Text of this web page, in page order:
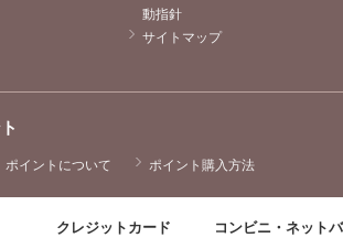
動指針
サイトマップ
ポイントについて ポイント購入方法
クレジットカード コンビニ・ネット